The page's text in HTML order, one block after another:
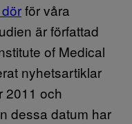
för våra
är författad
of Medical
nyhetsartiklar
2011 och
dessa datum har